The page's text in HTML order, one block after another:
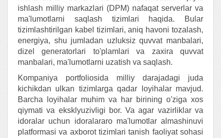
ishlash milliy markazlari (DPM) nafaqat serverlar va
ma'lumotlarni saqlash tizimlari haqida. Bular
tizimlashtirilgan kabel tizimlari, aniq havoni tozalash,
energiya, shu jumladan uzluksiz quvvat manbalari,
dizel generatorlari to'plamlari va zaxira quvvat
manbalari, ma'lumotlarni uzatish va saqlash.
Kompaniya portfoliosida milliy darajadagi juda
kichikdan ulkan tizimlarga qadar loyihalar mavjud.
Barcha loyihalar muhim va har birining o'ziga xos
qiymati va eksklyuzivligi bor. Va agar vazirliklar va
idoralar uchun idoralararo ma'lumotlar almashinuvi
platformasi va axborot tizimlari tanish faoliyat sohasi